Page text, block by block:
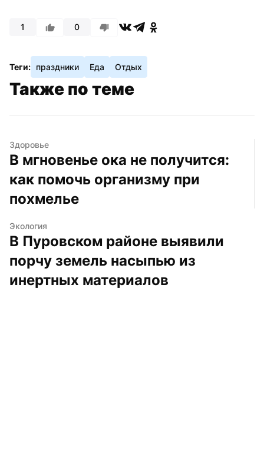
1 0
Теги: праздники Еда Отдых
Также по теме
Здоровье
В мгновенье ока не получится:
как помочь организму при
похмелье
Экология
В Пуровском районе выявили
порчу земель насыпью из
инертных материалов